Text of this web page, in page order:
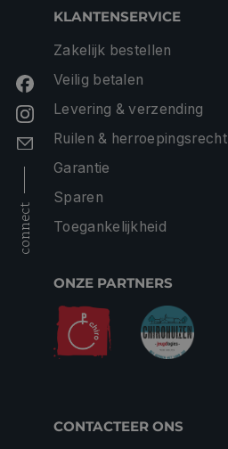
connect
KLANTENSERVICE
Zakelijk bestellen
Veilig betalen
Levering & verzending
Ruilen & herroepingsrecht
Garantie
Sparen
Toegankelijkheid
ONZE PARTNERS
CONTACTEER ONS